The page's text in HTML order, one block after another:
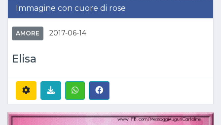
Immagine con cuore di rose
AMORE 2017-06-14
Elisa